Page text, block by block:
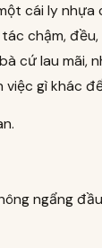
cái ly nhựa
chậm, đều,
cứ lau mãi,
gì khác
ngẩng